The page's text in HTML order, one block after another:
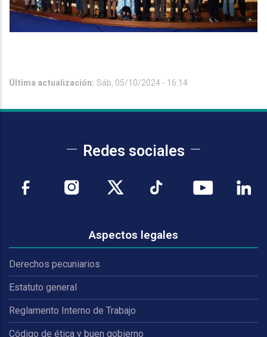
Última actualización: Sáb, 05/10/2024 - 16:14
Redes sociales
Aspectos legales
Derechos pecuniarios
Estatuto general
Reglamento Interno de Trabajo
Código de ética y buen gobierno